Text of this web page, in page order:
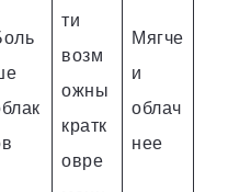
ти
возм
ожны
кратк
овре
Мягче
и
облач
нее